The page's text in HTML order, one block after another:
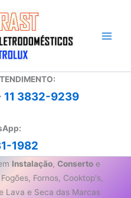
11 3832-9239
1982
Instalação, Consertoe
Fornos, Cooktop's,
Lava e Seca das Marcas